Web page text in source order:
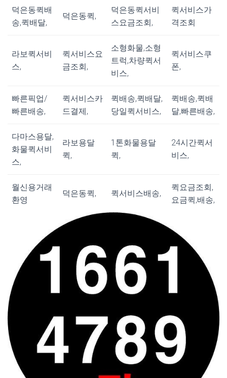
덕은동퀵배
송,퀵배달,
덕은동퀵,
덕은동퀵서비
스요금조회,
퀵서비스가
격조회
라보퀵서비
스,
퀵서비스요
금조회,
소형화물,소형
트럭,차량퀵서
비스,
퀵서비스쿠
폰,
빠른픽업/
빠른배송,
퀵서비스카
드결제,
퀵배송,퀵배달,
당일퀵서비스,
퀵배송,퀵배
달,빠른배송,
다마스용달,
화물퀵서비
스,
라보용달
퀵,
1톤화물용달
퀵,
24시간퀵서
비스,
월신용거래
환영
덕은동퀵, 퀵서비스배송,
퀵요금조회,
요금퀵,배송,